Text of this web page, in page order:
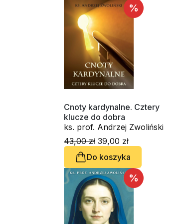
%
Cnoty kardynalne. Cztery
klucze do dobra
ks. prof. Andrzej Zwoliński
43,00 zł 39,00 zł
Do koszyka
%